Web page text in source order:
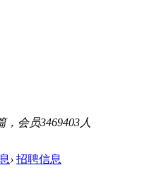
，会员3469403人
› 招聘信息